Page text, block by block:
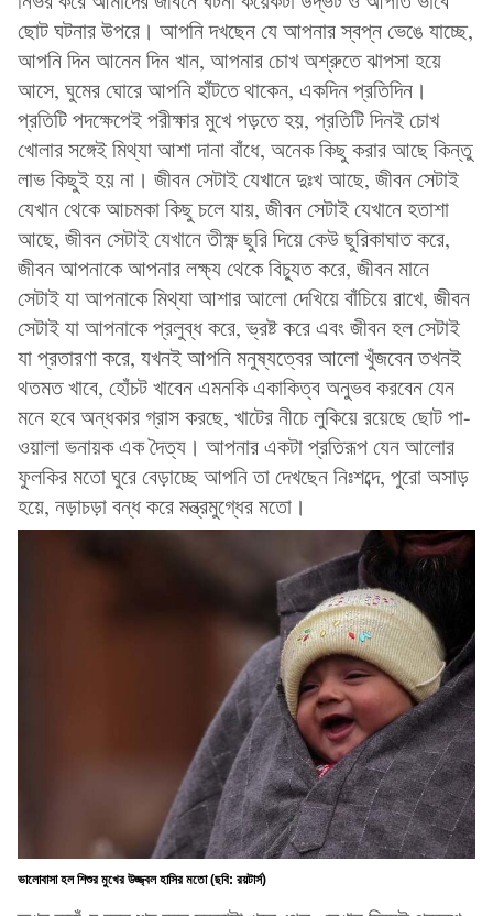
ছোট ঘটনার উপরে। আপনি দখছেন যে আপনার স্বপ্ন ভেঙে যাচ্ছে,
আপনি দিন আনেন দিন খান, আপনার চোখ অশ্রুতে ঝাপসা হয়ে
আসে, ঘুমের ঘোরে আপনি হাঁটতে থাকেন, একদিন প্রতিদিন।
প্রতিটি পদক্ষেপেই পরীক্ষার মুখে পড়তে হয়, প্রতিটি দিনই চোখ
খোলার সঙ্গেই মিথ্যা আশা দানা বাঁধে, অনেক কিছু করার আছে কিন্তু
লাভ কিছুই হয় না। জীবন সেটাই যেখানে দুঃখ আছে, জীবন সেটাই
যেখান থেকে আচমকা কিছু চলে যায়, জীবন সেটাই যেখানে হতাশা
আছে, জীবন সেটাই যেখানে তীক্ষ্ণ ছুরি দিয়ে কেউ ছুরিকাঘাত করে,
জীবন আপনাকে আপনার লক্ষ্য থেকে বিচ্যুত করে, জীবন মানে
সেটাই যা আপনাকে মিথ্যা আশার আলো দেখিয়ে বাঁচিয়ে রাখে, জীবন
সেটাই যা আপনাকে প্রলুব্ধ করে, ভ্রষ্ট করে এবং জীবন হল সেটাই
যা প্রতারণা করে, যখনই আপনি মনুষ্যত্বের আলো খুঁজবেন তখনই
থতমত খাবে, হোঁচট খাবেন এমনকি একাকিত্ব অনুভব করবেন যেন
মনে হবে অন্ধকার গ্রাস করছে, খাটের নীচে লুকিয়ে রয়েছে ছোট পা-
ওয়ালা ভনায়ক এক দৈত্য। আপনার একটা প্রতিরূপ যেন আলোর
ফুলকির মতো ঘুরে বেড়াচ্ছে আপনি তা দেখছেন নিঃশব্দে, পুরো অসাড়
হয়ে, নড়াচড়া বন্ধ করে মন্ত্রমুগ্ধের মতো।
ভালোবাসা হল শিশুর মুখের উজ্জ্বল হাসির মতো (ছবি: রয়টার্স)